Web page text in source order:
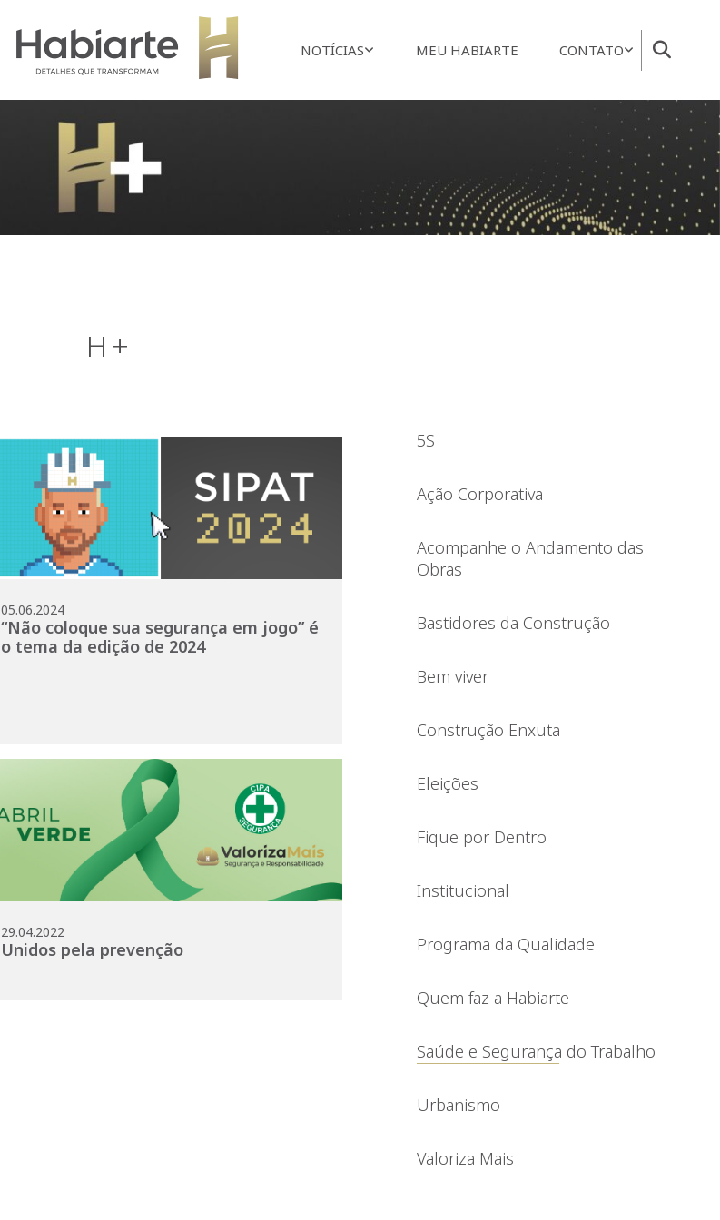
NOTÍCIAS MEU HABIARTE CONTATO
H+
05.06.2024
“Não coloque sua segurança em jogo” é
o tema da edição de 2024
29.04.2022
Unidos pela prevenção
5S
Ação Corporativa
Acompanhe o Andamento das
Obras
Bastidores da Construção
Bem viver
Construção Enxuta
Eleições
Fique por Dentro
Institucional
Programa da Qualidade
Quem faz a Habiarte
Saúde e Segurança do Trabalho
Urbanismo
Valoriza Mais